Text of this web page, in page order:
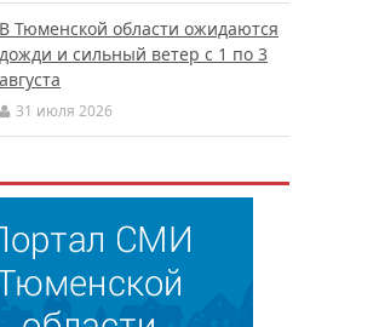
В Тюменской области ожидаются
дожди и сильный ветер с 1 по 3
августа
31 июля 2026